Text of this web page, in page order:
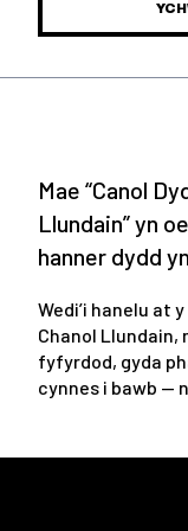
Mae “Canol
Llundain” yn
hanner dydd
Wedi’i hanelu at
Chanol Llundain,
fyfyrdod, gyda
cynnes i bawb —